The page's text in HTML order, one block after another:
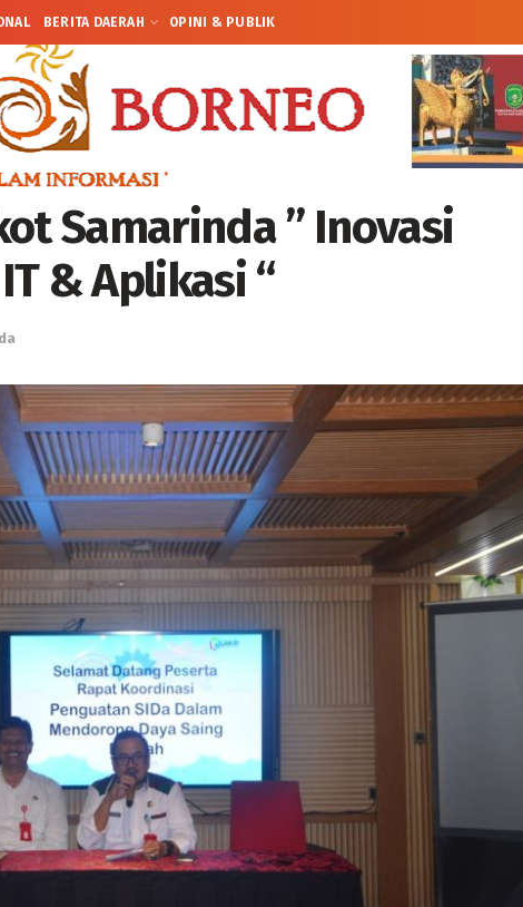
BERITA DAERAH OPINI & PUBLIK
Samarinda ” Inovasi
& Aplikasi “